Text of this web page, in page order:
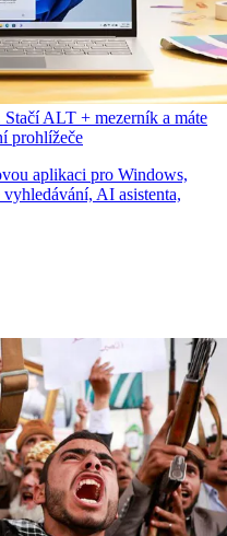
ALT + mezerník a máte
prohlížeče
aplikaci pro Windows,
AI asistenta,